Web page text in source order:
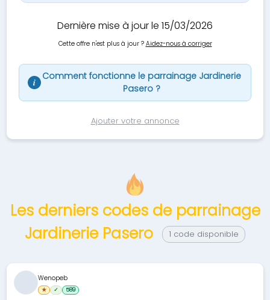
Dernière mise à jour le 15/03/2026
Cette offre n'est plus à jour ? Aidez-nous à corriger
i
Comment fonctionne le parrainage Jardinerie
Pasero ?
Ajouter votre annonce
Les derniers codes de parrainage
Jardinerie Pasero
1 code disponible
Wenopeb
★ ✓ 589